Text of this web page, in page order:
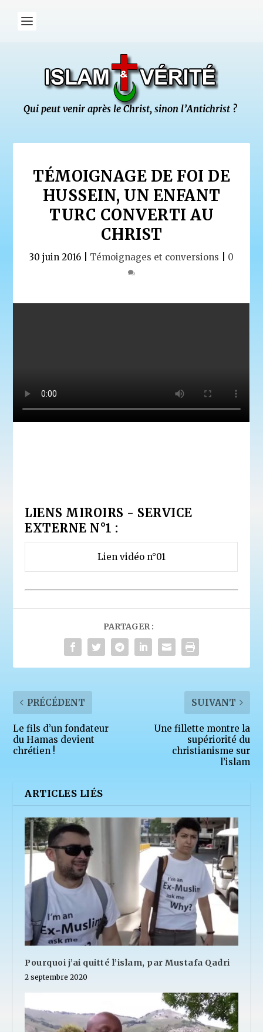
TÉMOIGNAGE DE FOI DE
HUSSEIN, UN ENFANT
TURC CONVERTI AU
CHRIST
30 juin 2016 Témoignages et conversions 0
LIENS MIROIRS - SERVICE
EXTERNE N°1 :
Lien vidéo n°01
PARTAGER :
PRÉCÉDENT
Le fils d’un fondateur
du Hamas devient
chrétien !
SUIVANT
Une fillette montre la
supériorité du
christianisme sur
l’islam
ARTICLES LIÉS
Pourquoi j’ai quitté l’islam, par Mustafa Qadri
2 septembre 2020